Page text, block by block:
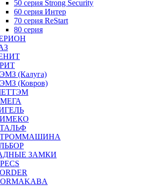
50 серия Strong Security
60 серия Интер
70 серия ReStart
80 серия
(Калуга)
(Ковров)
ЗАМКИ